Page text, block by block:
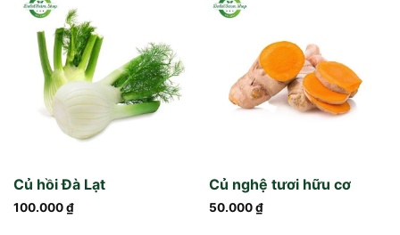
Củ hồi Đà Lạt
100.000₫
Củ nghệ tươi hữu cơ
50.000₫